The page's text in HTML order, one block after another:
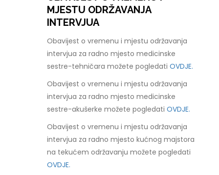
MJESTU ODRŽAVANJA
INTERVJUA
Obavijest o vremenu i mjestu održavanja
intervjua za radno mjesto medicinske
sestre-tehničara možete pogledatiOVDJE.
Obavijest o vremenu i mjestu održavanja
intervjua za radno mjesto medicinske
sestre-akušerke možete pogledatiOVDJE.
Obavijest o vremenu i mjestu održavanja
intervjua za radno mjesto kućnog majstora
na tekućem održavanju možete pogledati
OVDJE.